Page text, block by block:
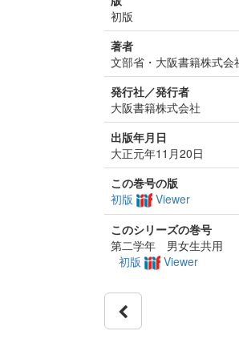
初版
著者
文部省・大阪書籍株式会
発行社／発行者
大阪書籍株式会社
出版年月日
大正元年11月20日
この巻号の版
初版
Viewer
このシリーズの巻号
第二学年 男女生共用
初版
Viewer